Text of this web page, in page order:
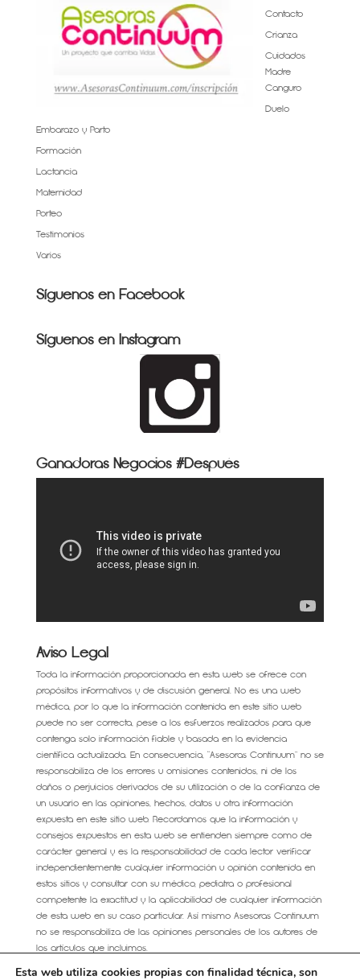
Contacto
Crianza
Cuidados
Madre
Canguro
Duelo
Embarazo y Parto
Formación
Lactancia
Maternidad
Porteo
Testimonios
Varios
Síguenos en Facebook
Síguenos en Instagram
Ganadoras Negocios #Después
Aviso Legal
Toda la información proporcionada en esta web se ofrece con
propósitos informativos y de discusión general. No es una web
médica, por lo que la información contenida en este sitio web
puede no ser correcta, pese a los esfuerzos realizados para que
contenga solo información fiable y basada en la evidencia
científica actualizada. En consecuencia, “Asesoras Continuum” no se
responsabiliza de los errores u omisiones contenidos, ni de los
daños o perjuicios derivados de su utilización o de la confianza de
un usuario en las opiniones, hechos, datos u otra información
expuesta en este sitio web. Recordamos que la información y
consejos expuestos en esta web se entienden siempre como de
carácter general y es la responsabilidad de cada lector verificar
independientemente cualquier información u opinión contenida en
estos sitios y consultar con su médico, pediatra o profesional
competente la exactitud y la aplicabilidad de cualquier información
de esta web en su caso particular. Así mismo Asesoras Continuum
no se responsabiliza de las opiniones personales de los autores de
los artículos que incluimos.
Esta web utiliza cookies propias con finalidad técnica, son